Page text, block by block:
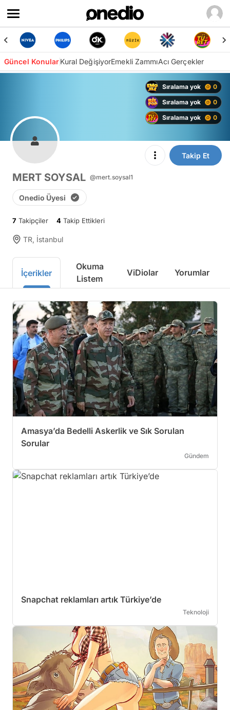
Güncel KonularKural DeğişiyorEmekli ZammıAcı Gerçekler
Sıralama yok
0
Sıralama yok
0
Sıralama yok
0
Takip Et
MERT SOYSAL @mert.soysal1
Onedio Üyesi
7 Takipçiler 4 Takip Ettikleri
TR, İstanbul
İçerikler
Okuma
Listem
ViDiolar Yorumlar
Amasya’da Bedelli Askerlik ve Sık Sorulan
Sorular
Gündem
Snapchat reklamları artık Türkiye’de
Teknoloji